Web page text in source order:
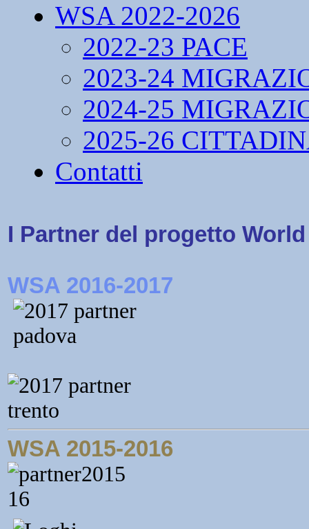
WSA 2022-2026
2022-23 PACE
2023-24
2024-25
2025-26
Contatti
I Partner del progetto
WSA 2016-2017
WSA 2015-2016